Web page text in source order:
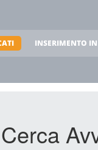
INSERIMENTO
Cerca